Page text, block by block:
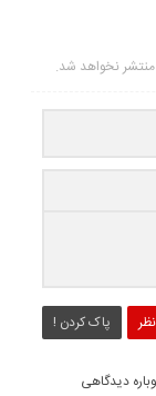
منتشر نخواهد شد.
پاک کردن !
دیدگاهی